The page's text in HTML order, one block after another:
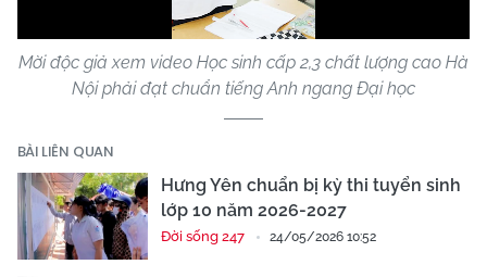
Mời độc giả xem video Học sinh cấp 2,3 chất lượng cao Hà
Nội phải đạt chuẩn tiếng Anh ngang Đại học
BÀI LIÊN QUAN
Hưng Yên chuẩn bị kỳ thi tuyển sinh
lớp 10 năm 2026-2027
Đời sống 247 24/05/2026 10:52